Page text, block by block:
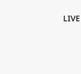
LIVE